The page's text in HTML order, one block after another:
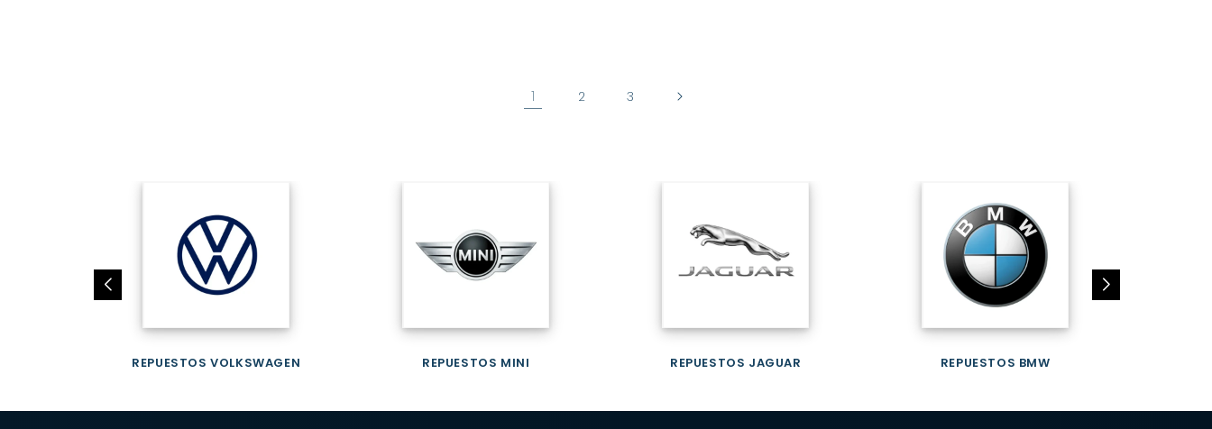
1 2 3
REPUESTOS VOLKSWAGEN REPUESTOS MINI REPUESTOS JAGUAR REPUESTOS BMW